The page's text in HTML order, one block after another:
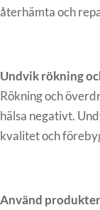
återhämta och
Undvik rökning
Rökning och
hälsa negativt.
kvalitet och
Använd